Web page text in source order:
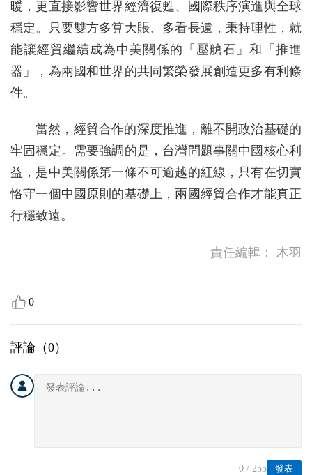
暖，更直接影響世界經濟復甦、國際秩序演進與全球
穩定。只要雙方多算大賬、多看長遠，秉持理性，就
能讓經貿繼續成為中美關係的「壓艙石」和「推進
器」，為兩國和世界的共同繁榮發展創造更多有利條
件。
當然，經貿合作的深度推進，離不開政治基礎的
牢固穩定。需要強調的是，台灣問題事關中國核心利
益，是中美關係第一條不可逾越的紅線，只有在切實
恪守一個中國原則的基礎上，兩國經貿合作才能真正
行穩致遠。
責任編輯： 木羽
0
評論（0）
發表
0 / 255